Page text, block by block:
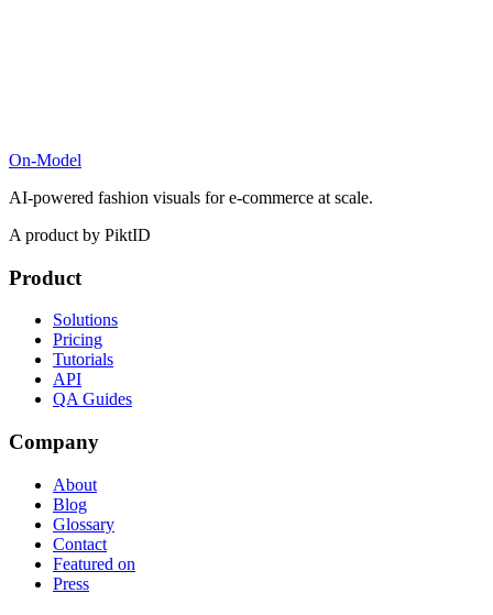
On-Model
AI-powered fashion visuals for e-commerce at scale.
A product by PiktID
Product
Solutions
Pricing
Tutorials
API
QA Guides
Company
About
Blog
Glossary
Contact
Featured on
Press